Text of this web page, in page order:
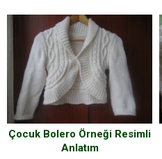
Çocuk Bolero Örneği Resimli
Anlatım